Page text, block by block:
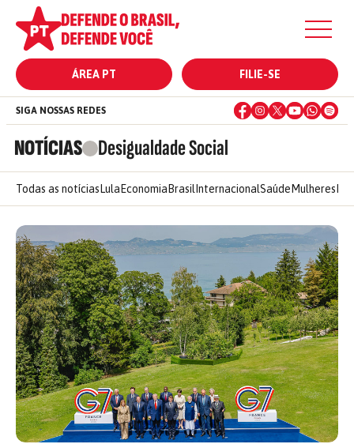
ÁREA PT FILIE-SE
NOTÍCIAS Desigualdade Social
SIGA NOSSAS REDES
Todas as notícias Lula Economia Brasil InternacionalSaúde Mulheres